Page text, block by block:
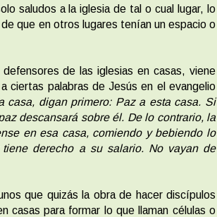
saludos a la iglesia de tal o cual lugar, lo
que en otros lugares tenían un espacio o
de las iglesias en casas, viene
ciertas palabras de Jesús en el evangelio
casa, digan primero: Paz a esta casa. Si
descansará sobre él. De lo contrario, la
en esa casa, comiendo y bebiendo lo
derecho a su salario. No vayan de
que quizás la obra de hacer discípulos
casas para formar lo que llaman células o